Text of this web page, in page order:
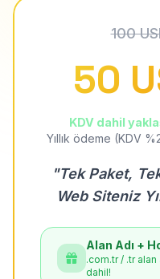
100
50
KDV dahil
Yıllık ödeme (KDV
"Tek Paket,
Web Siteniz
Alan Adı +
.com.tr / .tr alan
dahil!